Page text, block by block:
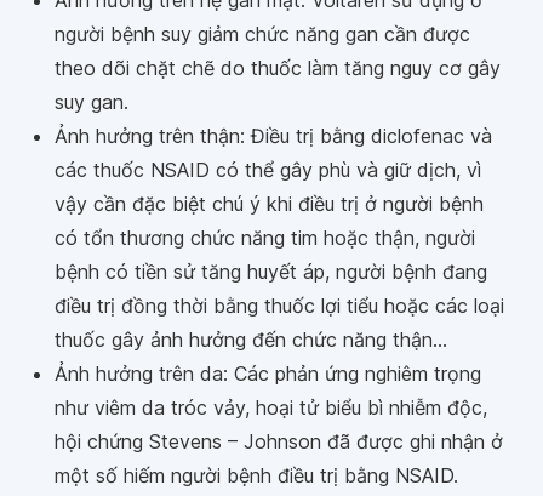
người bệnh suy giảm chức năng gan cần được
theo dõi chặt chẽ do thuốc làm tăng nguy cơ gây
suy gan.
Ảnh hưởng trên thận: Điều trị bằng diclofenac và
các thuốc NSAID có thể gây phù và giữ dịch, vì
vậy cần đặc biệt chú ý khi điều trị ở người bệnh
có tổn thương chức năng tim hoặc thận, người
bệnh có tiền sử tăng huyết áp, người bệnh đang
điều trị đồng thời bằng thuốc lợi tiểu hoặc các loại
thuốc gây ảnh hưởng đến chức năng thận...
Ảnh hưởng trên da: Các phản ứng nghiêm trọng
như viêm da tróc vảy, hoại tử biểu bì nhiễm độc,
hội chứng Stevens – Johnson đã được ghi nhận ở
một số hiếm người bệnh điều trị bằng NSAID.